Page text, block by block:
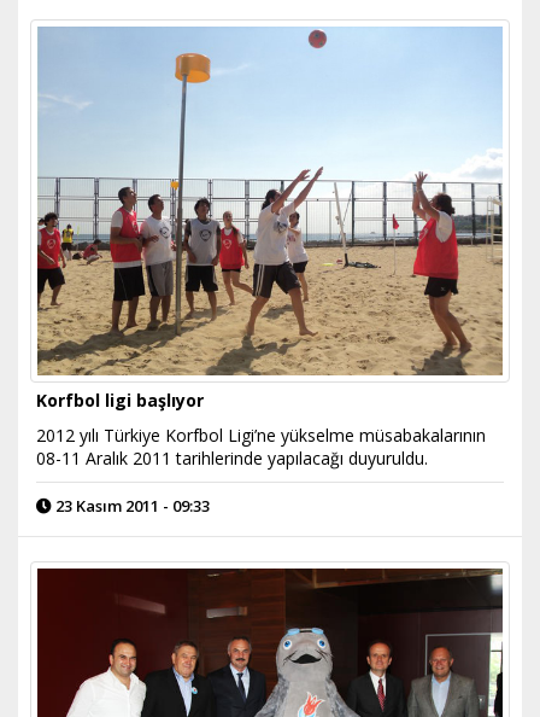
Korfbol ligi başlıyor
2012 yılı Türkiye Korfbol Ligi’ne yükselme müsabakalarının
08-11 Aralık 2011 tarihlerinde yapılacağı duyuruldu.
23 Kasım 2011 - 09:33